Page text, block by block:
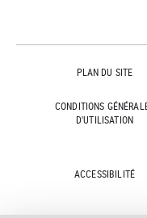
PLAN DU SITE
CONDITIONS
D'UTILISATION
ACCESSIBILITÉ